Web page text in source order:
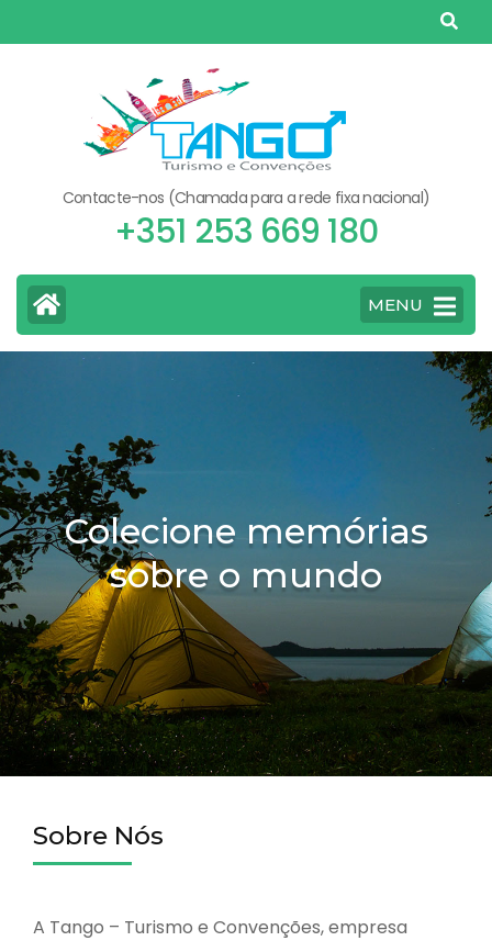
to
Contacte-nos (Chamada para a rede fixa nacional)
+351 253 669 180
MENU
Colecione memórias
sobre o mundo
Sobre Nós
A Tango – Turismo e Convenções, empresa